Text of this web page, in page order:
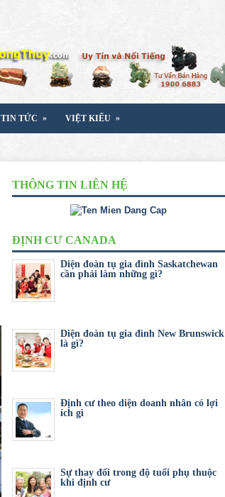
TIN TỨC » VIỆT KIỂU »
THÔNG TIN LIÊN HỆ
ĐỊNH CƯ CANADA
Diện đoàn tụ gia đình Saskatchewan
cần phải làm những gì?
Diện đoàn tụ gia đình New Brunswick
là gì?
Định cư theo diện doanh nhân có lợi
ích gì
Sự thay đổi trong độ tuổi phụ thuộc
khi định cư